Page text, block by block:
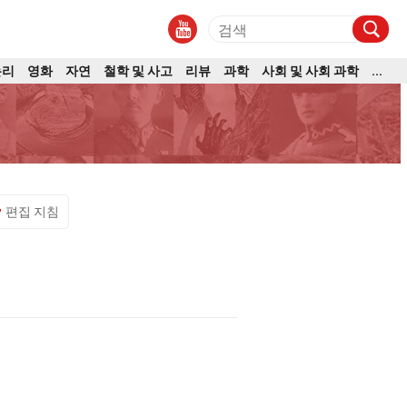
영화 자연 철학 및 사고 리뷰 과학 사회 및 사회 과학
...
편집 지침